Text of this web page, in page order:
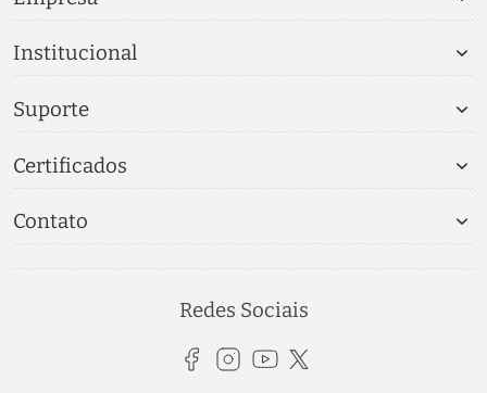
Institucional
Suporte
Certificados
Contato
Redes Sociais